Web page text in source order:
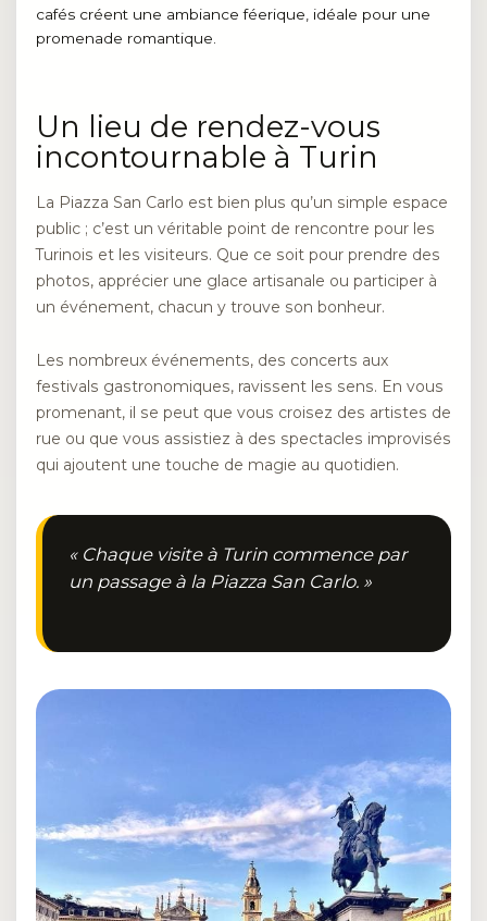
cafés créent une ambiance féerique, idéale pour une
promenade romantique.
Un lieu de rendez-vous
incontournable à Turin
La Piazza San Carlo est bien plus qu’un simple espace
public ; c’est un véritable point de rencontre pour les
Turinois et les visiteurs. Que ce soit pour prendre des
photos, apprécier une glace artisanale ou participer à
un événement, chacun y trouve son bonheur.
Les nombreux événements, des concerts aux
festivals gastronomiques, ravissent les sens. En vous
promenant, il se peut que vous croisez des artistes de
rue ou que vous assistiez à des spectacles improvisés
qui ajoutent une touche de magie au quotidien.
« Chaque visite à Turin commence par
un passage à la Piazza San Carlo. »